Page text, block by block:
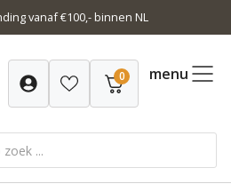
vanaf €100,- binnen NL
0 menu